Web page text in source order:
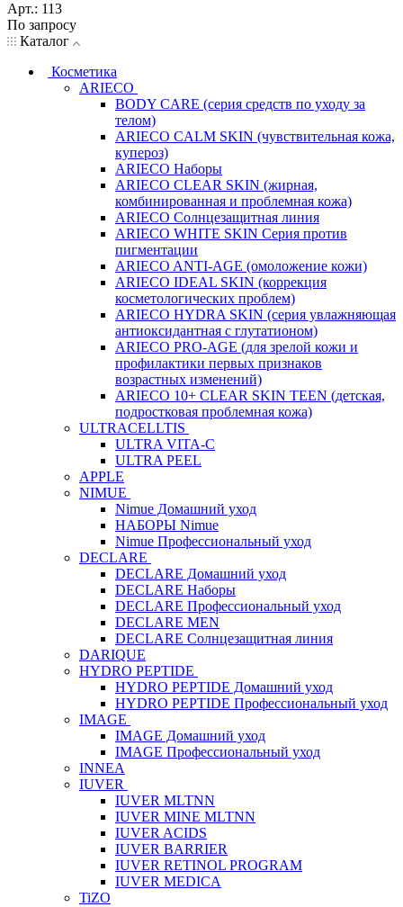
Арт.: 113
По запросу
Каталог
Косметика
ARIECO
BODY CARE (серия средств по уходу за
телом)
ARIECO CALM SKIN (чувствительная кожа,
купероз)
ARIECO Наборы
ARIECO CLEAR SKIN (жирная,
комбинированная и проблемная кожа)
ARIECO Солнцезащитная линия
ARIECO WHITE SKIN Серия против
пигментации
ARIECO ANTI-AGE (омоложение кожи)
ARIECO IDEAL SKIN (коррекция
косметологических проблем)
ARIECO HYDRA SKIN (серия увлажняющая
антиоксидантная с глутатионом)
ARIECO PRO-AGE (для зрелой кожи и
профилактики первых признаков
возрастных изменений)
ARIECO 10+ CLEAR SKIN TEEN (детская,
подростковая проблемная кожа)
ULTRACELLTIS
ULTRA VITA-C
ULTRA PEEL
APPLE
NIMUE
Nimue Домашний уход
НАБОРЫ Nimue
Nimue Профессиональный уход
DECLARE
DECLARE Домашний уход
DECLARE Наборы
DECLARE Профессиональный уход
DECLARE MEN
DECLARE Солнцезащитная линия
DARIQUE
HYDRO PEPTIDE
HYDRO PEPTIDE Домашний уход
HYDRO PEPTIDE Профессиональный уход
IMAGE
IMAGE Домашний уход
IMAGE Профессиональный уход
INNEA
IUVER
IUVER MLTNN
IUVER MINE MLTNN
IUVER ACIDS
IUVER BARRIER
IUVER RETINOL PROGRAM
IUVER MEDICA
TiZO